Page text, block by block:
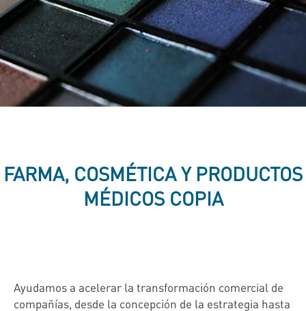
FARMA, COSMÉTICA Y PRODUCTOS
MÉDICOS COPIA
Ayudamos a acelerar la transformación comercial de
compañías, desde la concepción de la estrategia hasta